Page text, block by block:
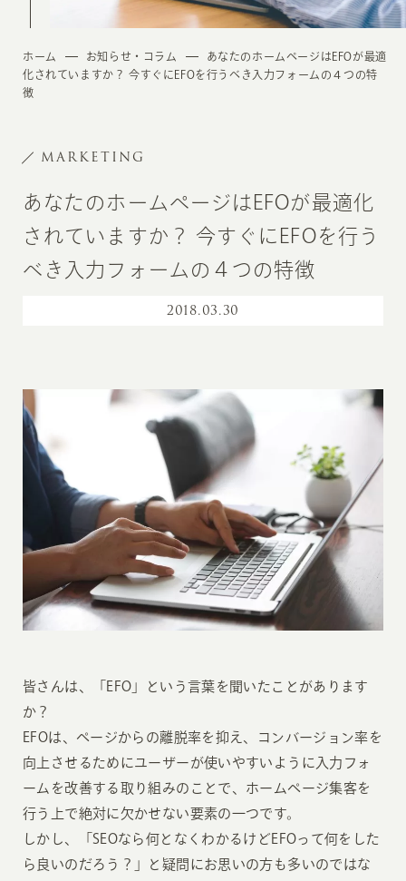
ホーム お知らせ・コラム
あなたのホームページはEFOが最適
化されていますか？ 今すぐにEFOを行うべき入力フォームの４つの特
徴
MARKETING
あなたのホームページはEFOが最適化
されていますか？ 今すぐにEFOを行う
べき入力フォームの４つの特徴
2018.03.30
皆さんは、「EFO」という言葉を聞いたことがあります
か？
EFOは、ページからの離脱率を抑え、コンバージョン率を
向上させるためにユーザーが使いやすいように入力フォ
ームを改善する取り組みのことで、ホームページ集客を
行う上で絶対に欠かせない要素の一つです。
しかし、「SEOなら何となくわかるけどEFOって何をした
ら良いのだろう？」と疑問にお思いの方も多いのではな